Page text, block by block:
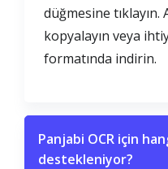
düğmesine tıklayın.
kopyalayın veya
formatında indirin.
Panjabi OCR için
destekleniyor?